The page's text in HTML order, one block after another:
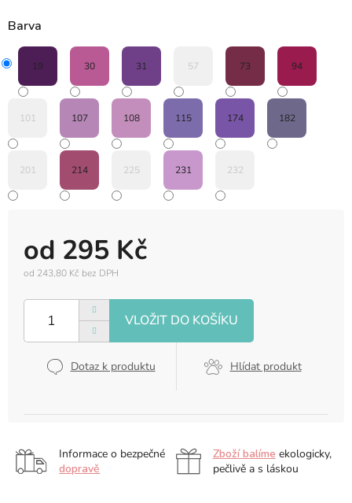
od 295 Kč
od 243,80 Kč bez DPH
cena:
Dotaz k produktu Hlídat produkt
Barva
19 30 31 57 73 94
101 107 108 115 174 182
201 214 225 231 232
Informace o bezpečné
dopravě
Zboží balíme ekologicky,
pečlivě a s láskou